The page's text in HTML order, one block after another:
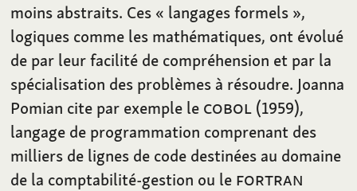
moins abstraits. Ces « langages formels »,
logiques comme les mathématiques, ont évolué
de par leur facilité de compréhension et par la
spécialisation des problèmes à résoudre. Joanna
Pomian cite par exemple le COBOL (1959),
langage de programmation comprenant des
milliers de lignes de code destinées au domaine
de la comptabilité-gestion ou le FORTRAN